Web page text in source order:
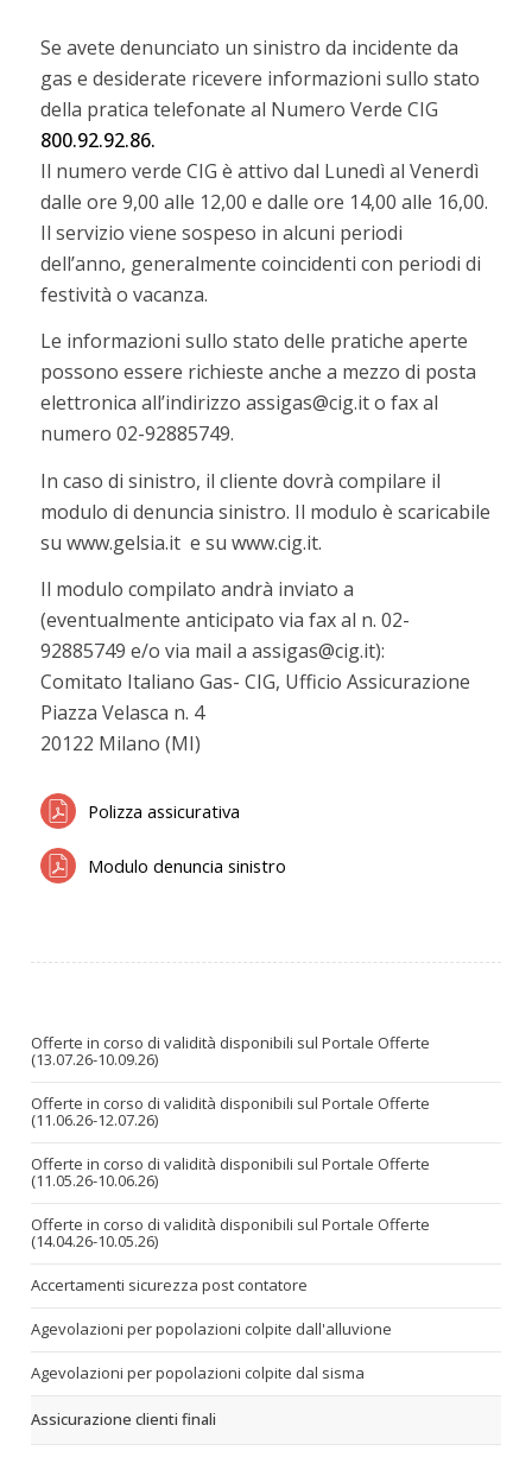
Se avete denunciato un sinistro da incidente da
gas e desiderate ricevere informazioni sullo stato
della pratica telefonate al Numero Verde CIG
800.92.92.86.
Il numero verde CIG è attivo dal Lunedì al Venerdì
dalle ore 9,00 alle 12,00 e dalle ore 14,00 alle 16,00.
Il servizio viene sospeso in alcuni periodi
dell’anno, generalmente coincidenti con periodi di
festività o vacanza.
Le informazioni sullo stato delle pratiche aperte
possono essere richieste anche a mezzo di posta
elettronica all’indirizzo assigas@cig.it o fax al
numero 02-92885749.
In caso di sinistro, il cliente dovrà compilare il
modulo di denuncia sinistro. Il modulo è scaricabile
su www.gelsia.it e su www.cig.it.
Il modulo compilato andrà inviato a
(eventualmente anticipato via fax al n. 02-
92885749 e/o via mail a assigas@cig.it):
Comitato Italiano Gas- CIG, Ufficio Assicurazione
Piazza Velasca n. 4
20122 Milano (MI)
Polizza assicurativa
Modulo denuncia sinistro
Offerte in corso di validità disponibili sul Portale Offerte
(13.07.26-10.09.26)
Offerte in corso di validità disponibili sul Portale Offerte
(11.06.26-12.07.26)
Offerte in corso di validità disponibili sul Portale Offerte
(11.05.26-10.06.26)
Offerte in corso di validità disponibili sul Portale Offerte
(14.04.26-10.05.26)
Accertamenti sicurezza post contatore
Agevolazioni per popolazioni colpite dall'alluvione
Agevolazioni per popolazioni colpite dal sisma
Assicurazione clienti finali